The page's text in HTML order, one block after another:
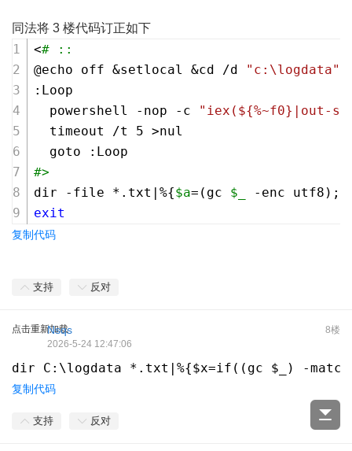
同法将 3 楼代码订正如下
<# ::
@echo off &setlocal &cd /d
"c:\logdata"
:Loop
  powershell -nop -c
"iex(${%~f0}|out-
  timeout /t
5 >nul
  goto :Loop
#>
dir -file *.txt|%{$a=(gc $_ -enc utf8);
exit
复制代码
支持 反对
点击重新加载 8楼
Nsqs
2026-5-24 12:47:06
dir C:\logdata *.txt|%{$x=if((gc $_) -
复制代码
支持 反对